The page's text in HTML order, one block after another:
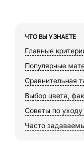
ЧТО ВЫ УЗНАЕТЕ
Главные
Популярные
Сравнительная
Выбор цвета,
Советы по
Часто